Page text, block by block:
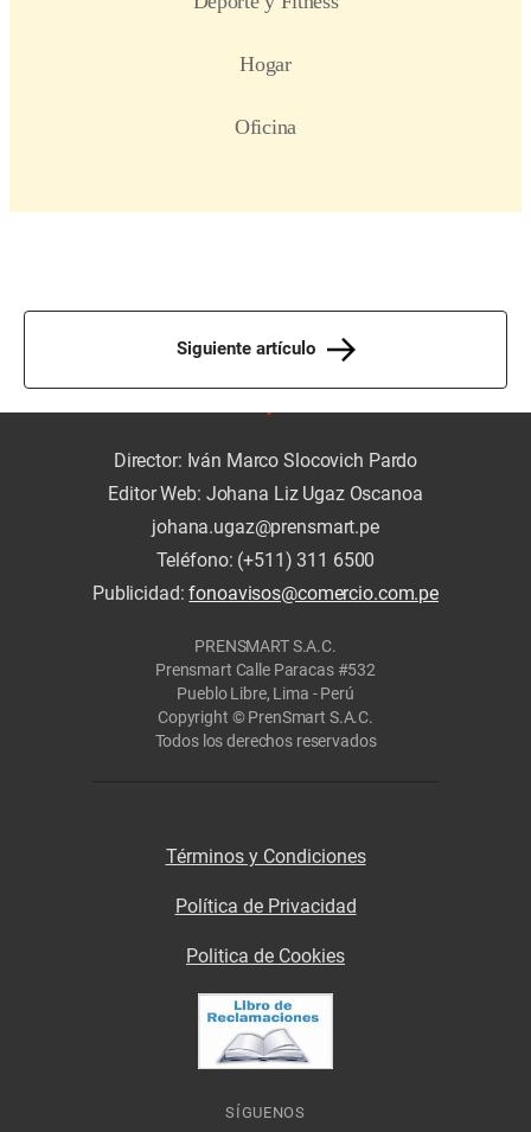
Siguiente artículo
Director: Iván Marco Slocovich Pardo
Editor Web: Johana Liz Ugaz Oscanoa
johana.ugaz@prensmart.pe
Teléfono: (+511) 311 6500
Publicidad:fonoavisos@comercio.com.pe
PRENSMART S.A.C.
Prensmart Calle Paracas #532
Pueblo Libre, Lima - Perú
Copyright © PrenSmart S.A.C.
Todos los derechos reservados
Términos y Condiciones
Política de Privacidad
Politica de Cookies
SÍGUENOS